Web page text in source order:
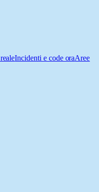
Incidenti e code oraAree